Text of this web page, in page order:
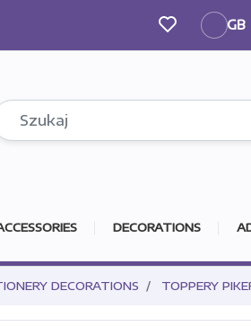
GB
GB
DECORATIONS
DECORATIONS TOPPERY